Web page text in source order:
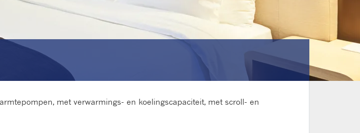
met verwarmings- en koelingscapaciteit, met scroll- en